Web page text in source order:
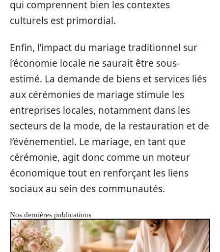
qui comprennent bien les contextes
culturels est primordial.
Enfin, l’impact du mariage traditionnel sur
l’économie locale ne saurait être sous-
estimé. La demande de biens et services liés
aux cérémonies de mariage stimule les
entreprises locales, notamment dans les
secteurs de la mode, de la restauration et de
l’événementiel. Le mariage, en tant que
cérémonie, agit donc comme un moteur
économique tout en renforçant les liens
sociaux au sein des communautés.
Nos dernières publications